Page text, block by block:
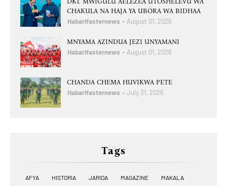
CHAKULA NA HAJA YA UBORA WA BIDHAA
Habarifasternews August 01, 2026
MNYAMA AZINDUA JEZI UNYAMANI
Habarifasternews August 01, 2026
CHANDA CHEMA HUVIKWA PETE
Habarifasternews July 31, 2026
Tags
AFYA HISTORIA JARIDA MAGAZINE MAKALA